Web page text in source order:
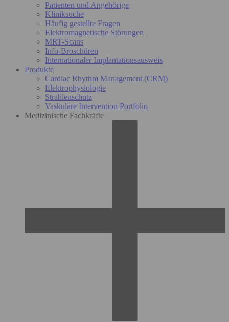
Patienten und Angehörige
Kliniksuche
Häufig gestellte Fragen
Elektromagnetische Störungen
MRT-Scans
Info-Broschüren
Internationaler Implantationsausweis
Produkte
Cardiac Rhythm Management (CRM)
Elektrophysiologie
Strahlenschutz
Vaskuläre Intervention Portfolio
Medizinische Fachkräfte